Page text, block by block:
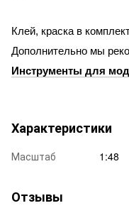
Клей, краска в
Дополнительно мы
Инструменты для
Характеристики
Масштаб 1:48
Отзывы